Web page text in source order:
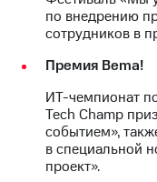
секретарь
Раскрытие
информации
акционерам
Документы
ПАО
"МТС"
по внедрению
сотрудников в
Премия Bema!
ИТ-чемпионат
Tech Champ
событием»,
в специальной
проект».